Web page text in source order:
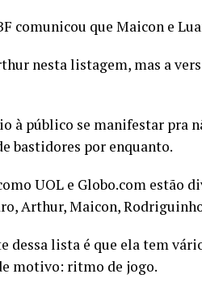
comunicou que Maicon e
nesta listagem, mas a
à público se manifestar pra
bastidores por enquanto.
UOL e Globo.com estão
Arthur, Maicon,
dessa lista é que ela tem
motivo: ritmo de jogo.